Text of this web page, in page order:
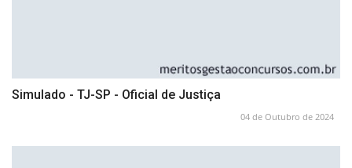
Simulado - TJ-SP - Oficial de Justiça
04 de Outubro de 2024